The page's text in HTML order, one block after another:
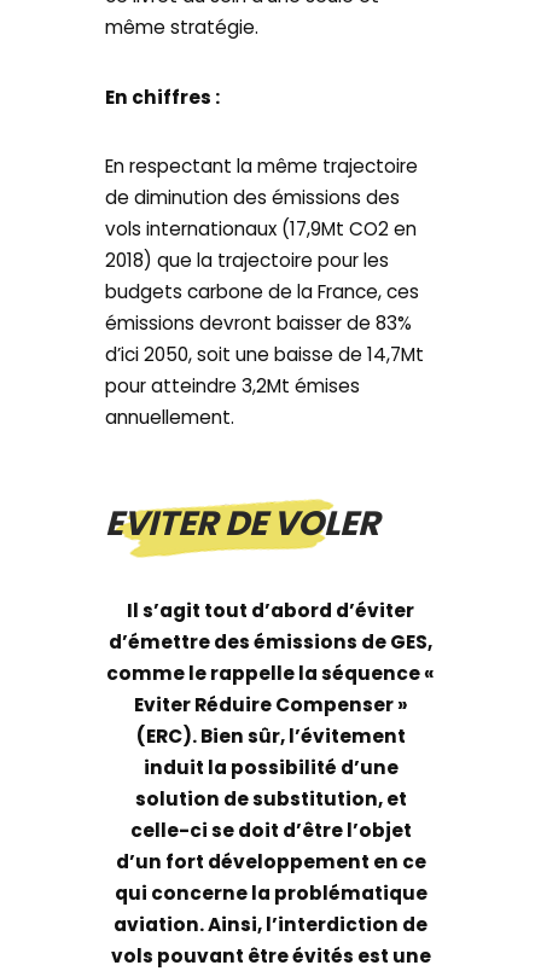
même stratégie.
En chiffres :
En respectant la même trajectoire
de diminution des émissions des
vols internationaux (17,9Mt CO2 en
2018) que la trajectoire pour les
budgets carbone de la France, ces
émissions devront baisser de 83%
d’ici 2050, soit une baisse de 14,7Mt
pour atteindre 3,2Mt émises
annuellement.
EVITER DE VOLER
Il s’agit tout d’abord d’éviter
d’émettre des émissions de GES,
comme le rappelle la séquence «
Eviter Réduire Compenser »
(ERC). Bien sûr, l’évitement
induit la possibilité d’une
solution de substitution, et
celle-ci se doit d’être l’objet
d’un fort développement en ce
qui concerne la problématique
aviation. Ainsi, l’interdiction de
vols pouvant être évités est une